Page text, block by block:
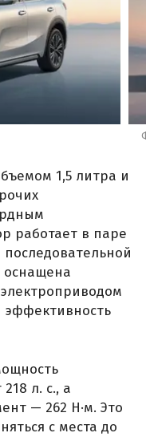
1,5 литра и
работает в паре
оснащена
эффективность
л. с., а
— 262 Н·м. Это
с места до